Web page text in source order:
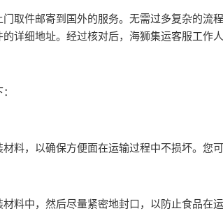
取件邮寄到国外的服务。无需过多复杂的流
详细地址。经过核对后，海狮集运客服工作
料，以确保方便面在运输过程中不损坏。您
料中，然后尽量紧密地封口，以防止食品在运